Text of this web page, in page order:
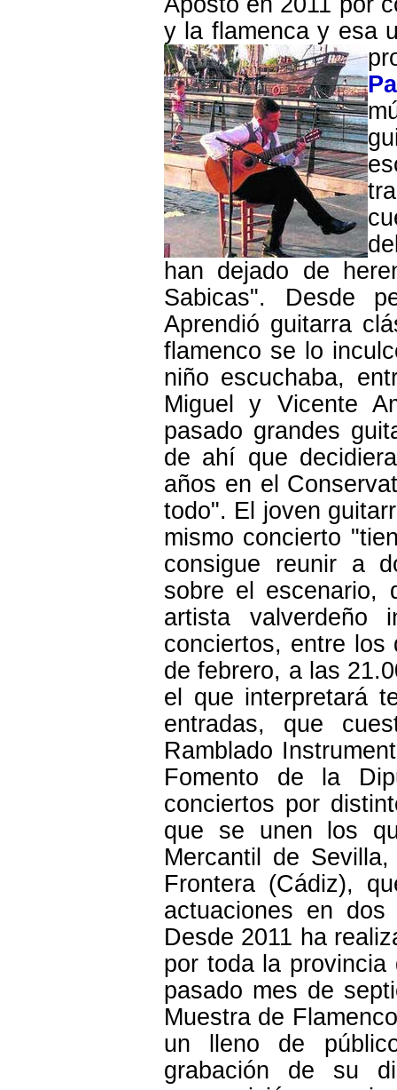
y la flamenca y esa
han dejado de
Sabicas". Desde
Aprendió guitarra
flamenco se lo
niño escuchaba,
Miguel y Vicente
pasado grandes
de ahí que
años en el
todo". El joven
mismo concierto
consigue reunir a
sobre el escenario,
artista valverdeño
conciertos, entre
de febrero, a las
el que interpretará
entradas, que
Ramblado
Fomento de la
conciertos por
que se unen los
Mercantil de
Frontera (Cádiz),
actuaciones en
Desde 2011 ha
por toda la
pasado mes de
Muestra de
un lleno de
grabación de su